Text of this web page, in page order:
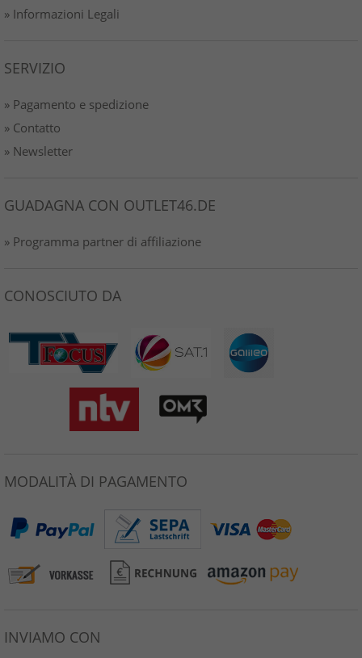
» Informazioni Legali
SERVIZIO
» Pagamento e spedizione
» Contatto
» Newsletter
GUADAGNA CON OUTLET46.DE
» Programma partner di affiliazione
CONOSCIUTO DA
MODALITÀ DI PAGAMENTO
INVIAMO CON